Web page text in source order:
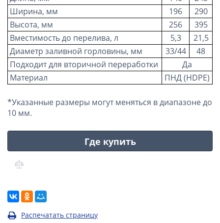
Ширина, мм
196
290
Высота, мм
256
395
Вместимость до перелива, л
5,3
21,5
Диаметр заливной горловины, мм
33/44
48
Подходит для вторичной переработки
Да
Материал
ПНД (HDPE)
*Указанные размеры могут меняться в диапазоне до
10 мм.
Где купить
Распечатать страницу